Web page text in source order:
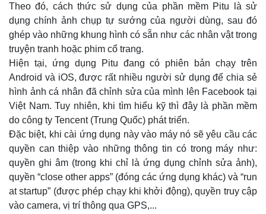
Theo đó, cách thức sử dụng của phần mềm Pitu là sử
dụng chính ảnh chụp tự sướng của người dùng, sau đó
ghép vào những khung hình có sẵn như các nhân vật trong
truyện tranh hoặc phim cổ trang.
Hiện tại, ứng dụng Pitu đang có phiên bản chạy trên
Android và iOS, được rất nhiều người sử dụng để chia sẻ
hình ảnh cá nhân đã chỉnh sửa của mình lên Facebook tại
Việt Nam. Tuy nhiên, khi tìm hiểu kỹ thì đây là phần mềm
do công ty Tencent (Trung Quốc) phát triển.
Đặc biệt, khi cài ứng dụng này vào máy nó sẽ yêu cầu các
quyền can thiệp vào những thông tin có trong máy như:
quyền ghi âm (trong khi chỉ là ứng dụng chỉnh sửa ảnh),
quyền “close other apps” (đóng các ứng dụng khác) và “run
at startup” (được phép chạy khi khởi động), quyền truy cập
vào camera, vị trí thông qua GPS,...